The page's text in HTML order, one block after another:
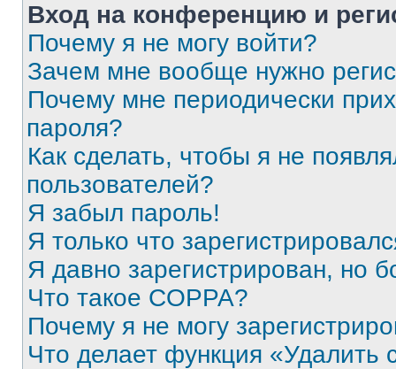
Вход на конференцию и
Почему я не могу войти?
Зачем мне вообще нужно
Почему мне периодически
пароля?
Как сделать, чтобы я не
пользователей?
Я забыл пароль!
Я только что
Я давно зарегистрирован, но
Что такое COPPA?
Почему я не могу
Что делает функция «Удалить